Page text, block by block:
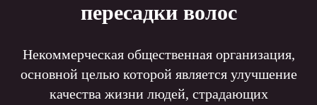
пересадки волос
Некоммерческая общественная организация,
основной целью которой является улучшение
качества жизни людей, страдающих